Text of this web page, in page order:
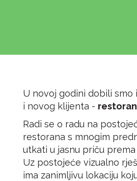
U novoj godini dobili smo
i novog klijenta -
Radi se o radu na
restorana s mnogim
utkati u jasnu priču
Uz postojeće vizualno
ima zanimljivu lokaciju